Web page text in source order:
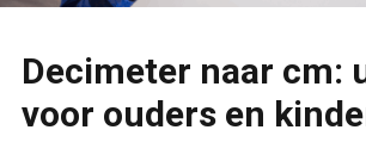
Decimeter naar cm:
voor ouders en